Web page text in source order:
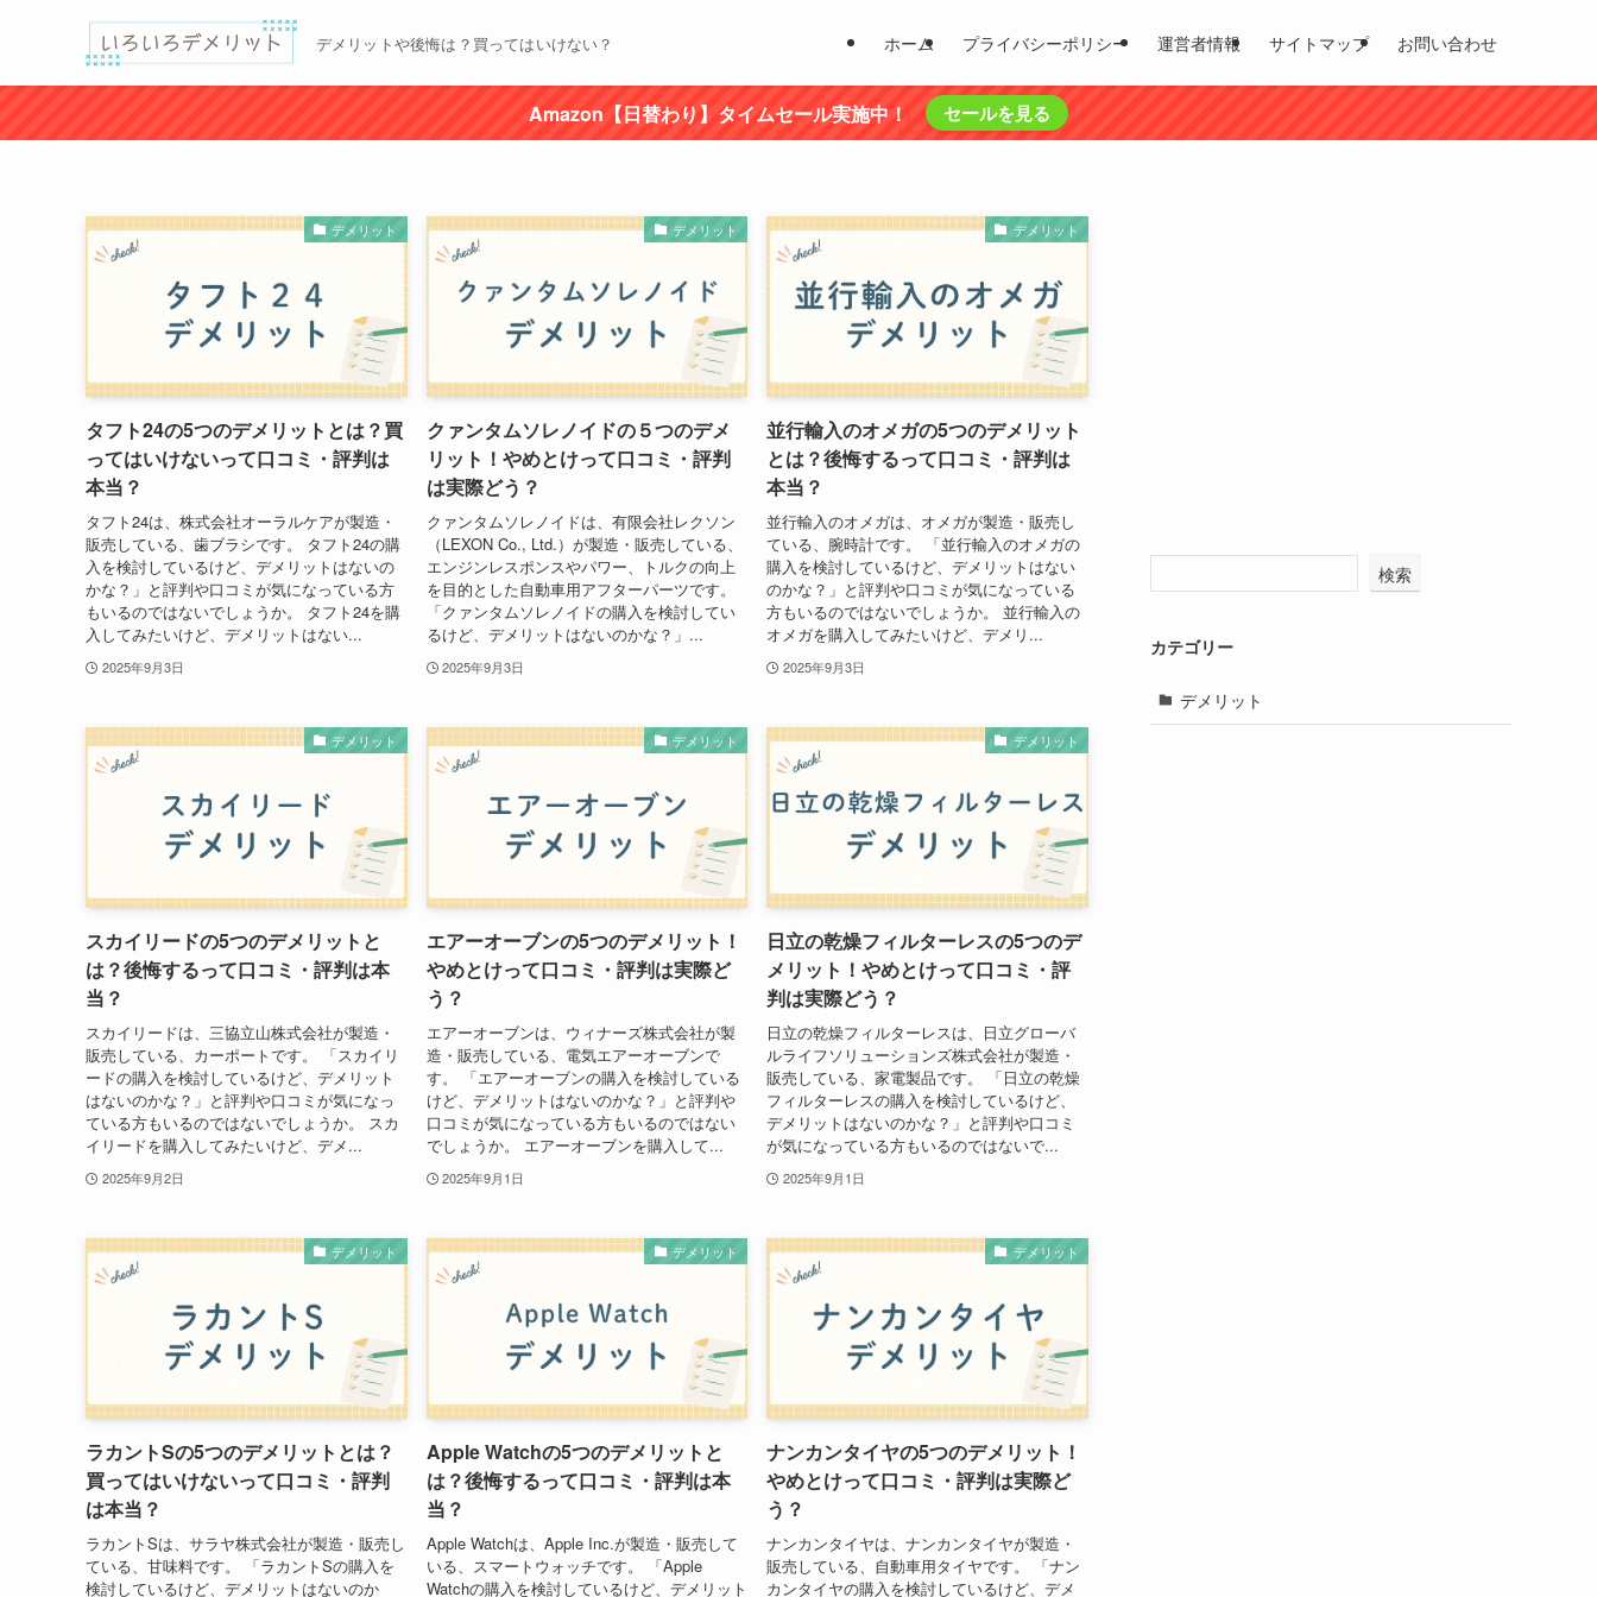
デメリットや後悔は？買ってはいけない？ ホーム プライバシーポリシー 運営者情報 サイトマップ お問い合わせ
Amazon【日替わり】タイムセール実施中！ セールを見る
デメリット
タフト24の5つのデメリットとは？買
ってはいけないって口コミ・評判は
本当？
タフト24は、株式会社オーラルケアが製造・
販売している、歯ブラシです。 タフト24の購
入を検討しているけど、デメリットはないの
かな？」と評判や口コミが気になっている方
もいるのではないでしょうか。 タフト24を購
入してみたいけど、デメリットはない...
2025年9月3日
デメリット
クァンタムソレノイドの５つのデメ
リット！やめとけって口コミ・評判
は実際どう？
クァンタムソレノイドは、有限会社レクソン
（LEXON Co., Ltd.）が製造・販売している、
エンジンレスポンスやパワー、トルクの向上
を目的とした自動車用アフターパーツです。
「クァンタムソレノイドの購入を検討してい
るけど、デメリットはないのかな？」...
2025年9月3日
デメリット
並行輸入のオメガの5つのデメリット
とは？後悔するって口コミ・評判は
本当？
並行輸入のオメガは、オメガが製造・販売し
ている、腕時計です。 「並行輸入のオメガの
購入を検討しているけど、デメリットはない
のかな？」と評判や口コミが気になっている
方もいるのではないでしょうか。 並行輸入の
オメガを購入してみたいけど、デメリ...
2025年9月3日
デメリット
スカイリードの5つのデメリットと
は？後悔するって口コミ・評判は本
当？
スカイリードは、三協立山株式会社が製造・
販売している、カーポートです。 「スカイリ
ードの購入を検討しているけど、デメリット
はないのかな？」と評判や口コミが気になっ
ている方もいるのではないでしょうか。 スカ
イリードを購入してみたいけど、デメ...
2025年9月2日
デメリット
エアーオーブンの5つのデメリット！
やめとけって口コミ・評判は実際ど
う？
エアーオーブンは、ウィナーズ株式会社が製
造・販売している、電気エアーオーブンで
す。 「エアーオーブンの購入を検討している
けど、デメリットはないのかな？」と評判や
口コミが気になっている方もいるのではない
でしょうか。 エアーオーブンを購入して...
2025年9月1日
デメリット
日立の乾燥フィルターレスの5つのデ
メリット！やめとけって口コミ・評
判は実際どう？
日立の乾燥フィルターレスは、日立グローバ
ルライフソリューションズ株式会社が製造・
販売している、家電製品です。 「日立の乾燥
フィルターレスの購入を検討しているけど、
デメリットはないのかな？」と評判や口コミ
が気になっている方もいるのではないで...
2025年9月1日
デメリット
ラカントSの5つのデメリットとは？
買ってはいけないって口コミ・評判
は本当？
ラカントSは、サラヤ株式会社が製造・販売し
ている、甘味料です。 「ラカントSの購入を
検討しているけど、デメリットはないのか
デメリット
Apple Watchの5つのデメリットと
は？後悔するって口コミ・評判は本
当？
Apple Watchは、Apple Inc.が製造・販売して
いる、スマートウォッチです。 「Apple
Watchの購入を検討しているけど、デメリット
デメリット
ナンカンタイヤの5つのデメリット！
やめとけって口コミ・評判は実際ど
う？
ナンカンタイヤは、ナンカンタイヤが製造・
販売している、自動車用タイヤです。 「ナン
カンタイヤの購入を検討しているけど、デメ
検索
カテゴリー
デメリット